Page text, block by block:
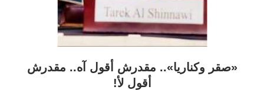
«صقر وكناريا».. مقدرش أقول آه.. مقدرش
أقول لأ!